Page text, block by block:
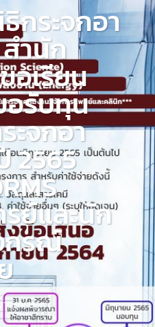
กระจกอา
ำนัก
อเรียน
รับทุน
ะจกอา
2565
ย์และนัก
กรณ์
านภายนอก